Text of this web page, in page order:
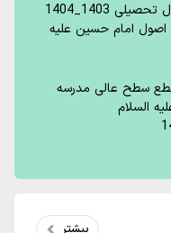
مراسم اختتامیه سال تحصیلی 1403_1404
امام حسین علیه
سطح عالی مدرسه
السلام
بیشتر